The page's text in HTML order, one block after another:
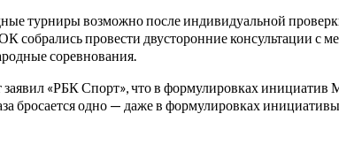
турниры возможно после индивидуальной
провести двусторонние консультации с
соревнования.
заявил «РБК Спорт», что в формулировках
бросается одно — даже в формулировках